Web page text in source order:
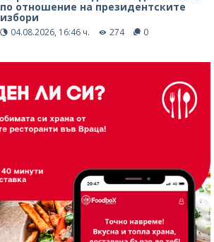
по отношение на президентските
избори
04.08.2026, 16:46 ч. 274 0